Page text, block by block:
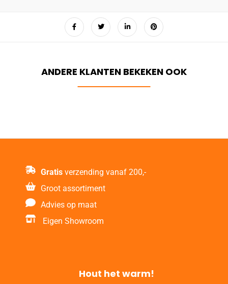
Gratis verzending vanaf 200,-
Groot assortiment
Advies op maat
Eigen Showroom
Hout het warm!